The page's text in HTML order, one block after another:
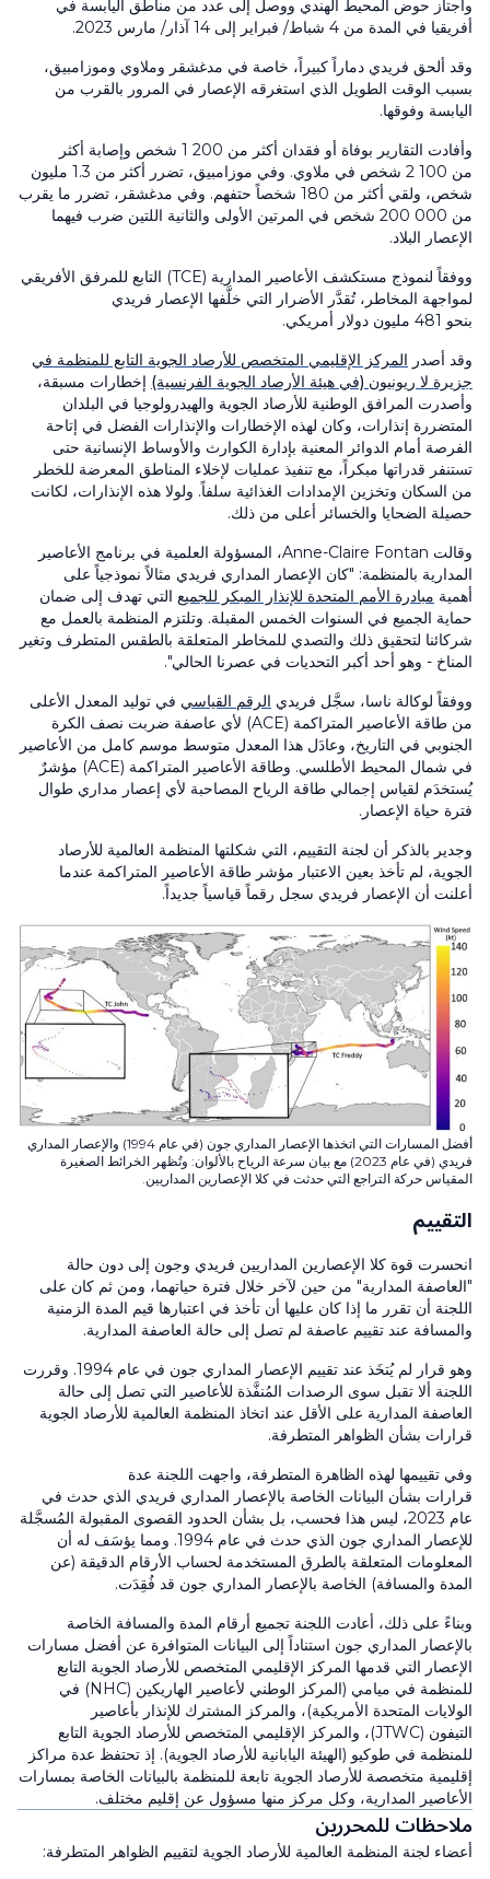
واجتاز حوض المحيط الهندي ووصل إلى عدد من مناطق اليابسة في
أفريقيا في المدة من 4 شباط/ فبراير إلى 14 آذار/ مارس 2023.
وقد ألحق فريدي دماراً كبيراً، خاصة في مدغشقر وملاوي وموزامبيق،
بسبب الوقت الطويل الذي استغرقه الإعصار في المرور بالقرب من
اليابسة وفوقها.
وأفادت التقارير بوفاة أو فقدان أكثر من 1 200 شخص وإصابة أكثر
من 2 100 شخص في ملاوي. وفي موزامبيق، تضرر أكثر من 1.3 مليون
شخص، ولقي أكثر من 180 شخصاً حتفهم. وفي مدغشقر، تضرر ما يقرب
من 200 000 شخص في المرتين الأولى والثانية اللتين ضرب فيهما
الإعصار البلاد.
ووفقاً لنموذج مستكشف الأعاصير المدارية (TCE) التابع للمرفق الأفريقي
لمواجهة المخاطر، تُقدَّر الأضرار التي خلَّفها الإعصار فريدي
بنحو 481 مليون دولار أمريكي.
وقد أصدر المركز الإقليمي المتخصص للأرصاد الجوية التابع للمنظمة في
جزيرة لا ريونيون (في هيئة الأرصاد الجوية الفرنسية) إخطارات مسبقة،
وأصدرت المرافق الوطنية للأرصاد الجوية والهيدرولوجيا في البلدان
المتضررة إنذارات، وكان لهذه الإخطارات والإنذارات الفضل في إتاحة
الفرصة أمام الدوائر المعنية بإدارة الكوارث والأوساط الإنسانية حتى
تستنفر قدراتها مبكراً، مع تنفيذ عمليات لإخلاء المناطق المعرضة للخطر
من السكان وتخزين الإمدادات الغذائية سلفاً. ولولا هذه الإنذارات، لكانت
حصيلة الضحايا والخسائر أعلى من ذلك.
وقالت Anne-Claire Fontan، المسؤولة العلمية في برنامج الأعاصير
المدارية بالمنظمة: "كان الإعصار المداري فريدي مثالاً نموذجياً على
أهمية مبادرة الأمم المتحدة للإنذار المبكر للجميع التي تهدف إلى ضمان
حماية الجميع في السنوات الخمس المقبلة. وتلتزم المنظمة بالعمل مع
شركائنا لتحقيق ذلك والتصدي للمخاطر المتعلقة بالطقس المتطرف وتغير
المناخ - وهو أحد أكبر التحديات في عصرنا الحالي".
ووفقاً لوكالة ناسا، سجَّل فريدي الرقم القياسي في توليد المعدل الأعلى
من طاقة الأعاصير المتراكمة (ACE) لأي عاصفة ضربت نصف الكرة
الجنوبي في التاريخ، وعادَل هذا المعدل متوسط موسم كامل من الأعاصير
في شمال المحيط الأطلسي. وطاقة الأعاصير المتراكمة (ACE) مؤشرٌ
يُستخدَم لقياس إجمالي طاقة الرياح المصاحبة لأي إعصار مداري طوال
فترة حياة الإعصار.
وجدير بالذكر أن لجنة التقييم، التي شكلتها المنظمة العالمية للأرصاد
الجوية، لم تأخذ بعين الاعتبار مؤشر طاقة الأعاصير المتراكمة عندما
أعلنت أن الإعصار فريدي سجل رقماً قياسياً جديداً.
أفضل المسارات التي اتخذها الإعصار المداري جون (في عام 1994) والإعصار المداري
فريدي (في عام 2023) مع بيان سرعة الرياح بالألوان: وتُظهر الخرائط الصغيرة
المقياس حركة التراجع التي حدثت في كلا الإعصارين المداريين.
التقييم
انحسرت قوة كلا الإعصارين المداريين فريدي وجون إلى دون حالة
"العاصفة المدارية" من حين لآخر خلال فترة حياتهما، ومن ثم كان على
اللجنة أن تقرر ما إذا كان عليها أن تأخذ في اعتبارها قيم المدة الزمنية
والمسافة عند تقييم عاصفة لم تصل إلى حالة العاصفة المدارية.
وهو قرار لم يُتخَذ عند تقييم الإعصار المداري جون في عام 1994. وقررت
اللجنة ألا تقبل سوى الرصدات المُنفَّذة للأعاصير التي تصل إلى حالة
العاصفة المدارية على الأقل عند اتخاذ المنظمة العالمية للأرصاد الجوية
قرارات بشأن الظواهر المتطرفة.
وفي تقييمها لهذه الظاهرة المتطرفة، واجهت اللجنة عدة
قرارات بشأن البيانات الخاصة بالإعصار المداري فريدي الذي حدث في
عام 2023، ليس هذا فحسب، بل بشأن الحدود القصوى المقبولة المُسجَّلة
للإعصار المداري جون الذي حدث في عام 1994. ومما يؤسَف له أن
المعلومات المتعلقة بالطرق المستخدمة لحساب الأرقام الدقيقة (عن
المدة والمسافة) الخاصة بالإعصار المداري جون قد فُقِدَت.
وبناءً على ذلك، أعادت اللجنة تجميع أرقام المدة والمسافة الخاصة
بالإعصار المداري جون استناداً إلى البيانات المتوافرة عن أفضل مسارات
الإعصار التي قدمها المركز الإقليمي المتخصص للأرصاد الجوية التابع
للمنظمة في ميامي (المركز الوطني لأعاصير الهاريكين (NHC) في
الولايات المتحدة الأمريكية)، والمركز المشترك للإنذار بأعاصير
التيفون (JTWC)، والمركز الإقليمي المتخصص للأرصاد الجوية التابع
للمنظمة في طوكيو (الهيئة اليابانية للأرصاد الجوية). إذ تحتفظ عدة مراكز
إقليمية متخصصة للأرصاد الجوية تابعة للمنظمة بالبيانات الخاصة بمسارات
الأعاصير المدارية، وكل مركز منها مسؤول عن إقليم مختلف.
ملاحظات للمحررين
أعضاء لجنة المنظمة العالمية للأرصاد الجوية لتقييم الظواهر المتطرفة: